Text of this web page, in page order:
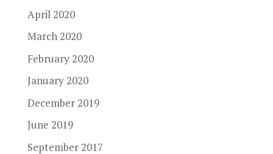
April 2020
March 2020
February 2020
January 2020
December 2019
June 2019
September 2017